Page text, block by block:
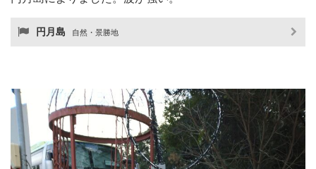
円月島 自然・景勝地